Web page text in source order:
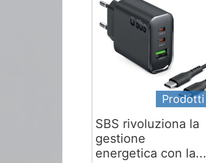
Prodotti
SBS rivoluziona la
gestione
energetica con la...